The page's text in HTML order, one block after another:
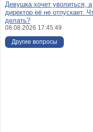
Девушка хочет уволиться, а
директор её не отпускает.
делать?
08.08.2026 17:45:49
Другие вопросы